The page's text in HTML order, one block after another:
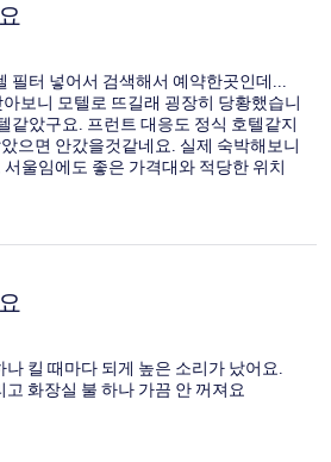
필터 넣어서 검색해서 예약한곳인데...
보니 모텔로 뜨길래 굉장히 당황했습니
같았구요. 프런트 대응도 정식 호텔같지
으면 안갔을것같네요. 실제 숙박해보니
울임에도 좋은 가격대와 적당한 위치
션도 크게 나쁘지는 않았습니다만...위
을 것 같습니다. 그래도 편하게 지내다
킬 때마다 되게 높은 소리가 났어요.
화장실 불 하나 가끔 안 꺼져요